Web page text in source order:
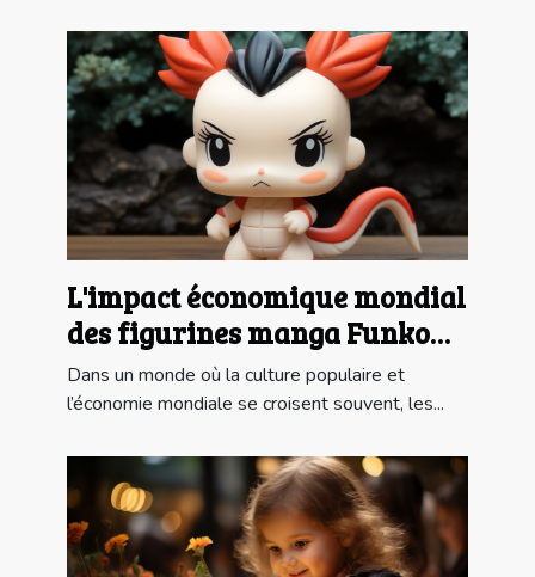
L'impact économique mondial
des figurines manga Funko
Pop
Dans un monde où la culture populaire et
l’économie mondiale se croisent souvent, les...